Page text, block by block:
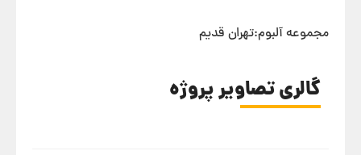
مجموعه آلبوم:تهران قدیم
گالری تصاویر پروژه